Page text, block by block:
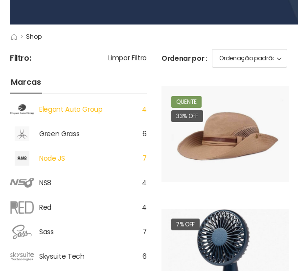
> Shop
Filtro: Limpar Filtro
Marcas
Elegant Auto Group 4
Green Grass 6
Node JS 7
NS8 4
Red 4
Sass 7
Skysuite Tech 6
Ordenar por :
QUENTE
33% OFF
7% OFF